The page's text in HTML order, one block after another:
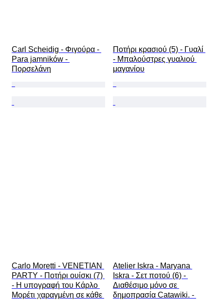
Carl Scheidig - Φιγούρα -
Para jamników -
Πορσελάνη
Ποτήρι κρασιού (5) - Γυαλί
- Μπαλούστρες γυαλιού
μαγανίου
Carlo Moretti - VENETIAN
PARTY - Ποτήρι ουίσκι (7)
- Η υπογραφή του Κάρλο
Μορέτι χαραγμένη σε κάθε
Atelier Iskra - Maryana
Iskra - Σετ ποτού (6) -
Διαθέσιμο μόνο σε
δημοπρασία Catawiki. -